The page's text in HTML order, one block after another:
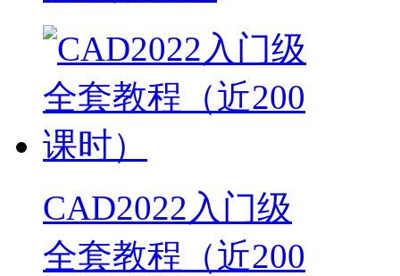
CAD2022入门级
全套教程（近200